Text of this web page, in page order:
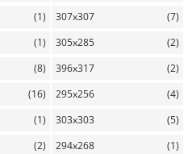
(1) 307x307 (7)
(1) 305x285 (2)
(8) 396x317 (2)
(16) 295x256 (4)
(1) 303x303 (5)
(2) 294x268 (1)